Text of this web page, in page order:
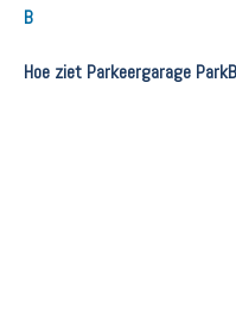
B
Hoe ziet Parkeergarage